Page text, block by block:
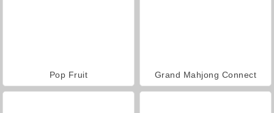
Pop Fruit Grand Mahjong Connect